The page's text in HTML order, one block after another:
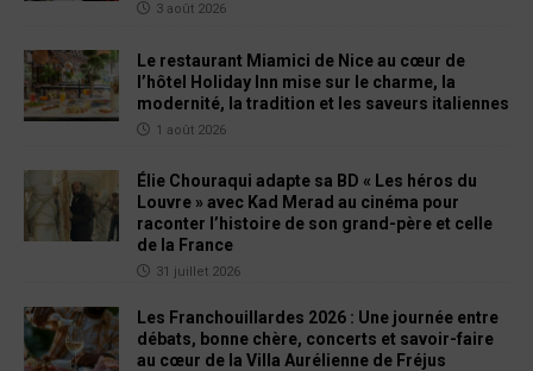
3 août 2026
Le restaurant Miamici de Nice au cœur de
l’hôtel Holiday Inn mise sur le charme, la
modernité, la tradition et les saveurs italiennes
1 août 2026
Élie Chouraqui adapte sa BD « Les héros du
Louvre » avec Kad Merad au cinéma pour
raconter l’histoire de son grand-père et celle
de la France
31 juillet 2026
Les Franchouillardes 2026 : Une journée entre
débats, bonne chère, concerts et savoir-faire
au cœur de la Villa Aurélienne de Fréjus